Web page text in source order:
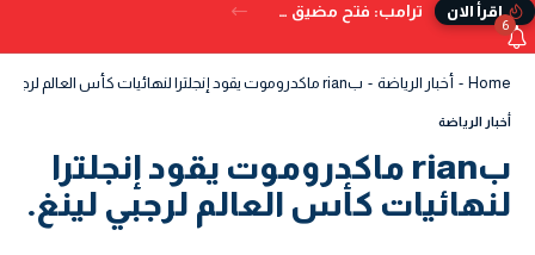
إقرأ الان ترامب: فتح مضيق هرمز بات وشيكًا.. ويُحذر من البدائل إذا تعثر الاتفاق
6
Home أخبار الرياضة بrian ماكدروموت يقود إنجلترا لنهائيات كأس العالم لرجبي لينغ.
أخبار الرياضة
بrian ماكدروموت يقود إنجلترا
لنهائيات كأس العالم لرجبي لينغ.